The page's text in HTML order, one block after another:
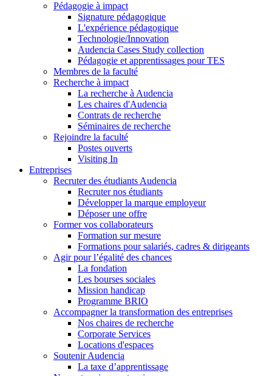
Pédagogie à impact
Signature pédagogique
L'expérience pédagogique
Technologie/Innovation
Audencia Cases Study collection
Pédagogie et apprentissages pour TES
Membres de la faculté
Recherche à impact
La recherche à Audencia
Les chaires d'Audencia
Contrats de recherche
Séminaires de recherche
Rejoindre la faculté
Postes ouverts
Visiting In
Entreprises
Recruter des étudiants Audencia
Recruter nos étudiants
Développer la marque employeur
Déposer une offre
Former vos collaborateurs
Formation sur mesure
Formations pour salariés, cadres & dirigeants
Agir pour l’égalité des chances
La fondation
Les bourses sociales
Mission handicap
Programme BRIO
Accompagner la transformation des entreprises
Nos chaires de recherche
Corporate Services
Locations d'espaces
Soutenir Audencia
La taxe d’apprentissage